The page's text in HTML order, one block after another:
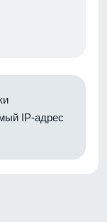
IP-адрес